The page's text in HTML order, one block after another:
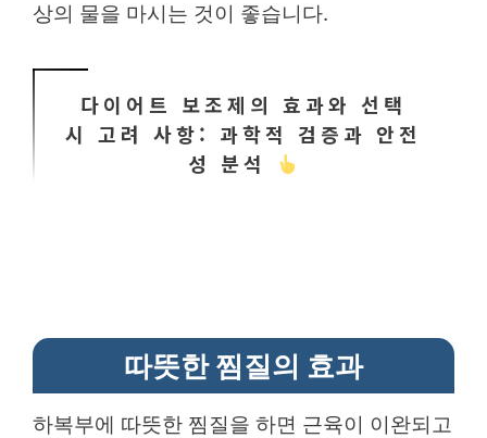
상의 물을 마시는 것이 좋습니다.
다이어트 보조제의 효과와 선택
시 고려 사항: 과학적 검증과 안전
성 분석
따뜻한 찜질의 효과
하복부에 따뜻한 찜질을 하면 근육이 이완되고